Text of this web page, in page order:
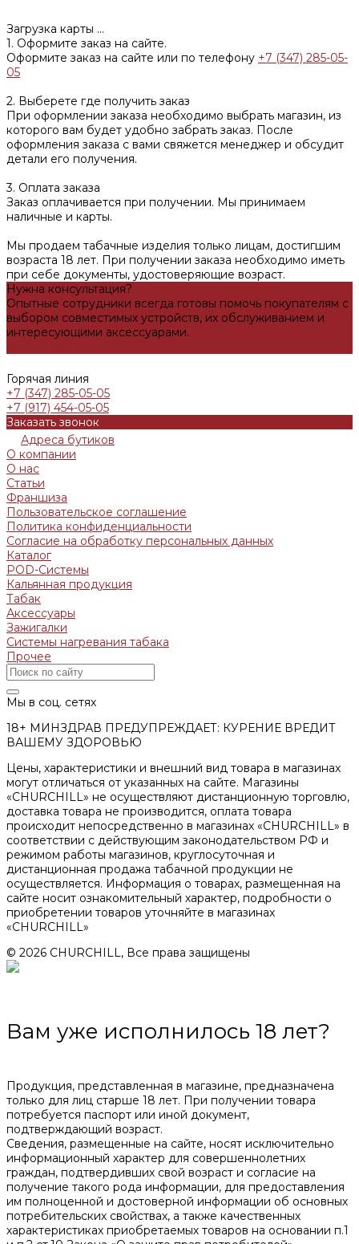
Загрузка карты ...
1. Оформите заказ на сайте.
Оформите заказ на сайте или по телефону +7 (347) 285-05-
05
2. Выберете где получить заказ
При оформлении заказа необходимо выбрать магазин, из
которого вам будет удобно забрать заказ. После
оформления заказа с вами свяжется менеджер и обсудит
детали его получения.
3. Оплата заказа
Заказ оплачивается при получении. Мы принимаем
наличные и карты.
Мы продаем табачные изделия только лицам, достигшим
возраста 18 лет. При получении заказа необходимо иметь
при себе документы, удостоверяющие возраст.
Нужна консультация?
Опытные сотрудники всегда готовы помочь покупателям с
выбором совместимых устройств, их обслуживанием и
интересующими аксессуарами.
Горячая линия
+7 (347) 285-05-05
+7 (917) 454-05-05
Заказать звонок
Адреса бутиков
О компании
О нас
Статьи
Франшиза
Пользовательское соглашение
Политика конфиденциальности
Согласие на обработку персональных данных
Каталог
POD-Системы
Кальянная продукция
Табак
Аксессуары
Зажигалки
Системы нагревания табака
Прочее
Мы в соц. сетях
18+ МИНЗДРАВ ПРЕДУПРЕЖДАЕТ: КУРЕНИЕ ВРЕДИТ
ВАШЕМУ ЗДОРОВЬЮ
Цены, характеристики и внешний вид товара в магазинах
могут отличаться от указанных на сайте. Магазины
«CHURCHILL» не осуществляют дистанционную торговлю,
доставка товара не производится, оплата товара
происходит непосредственно в магазинах «CHURCHILL» в
соответствии с действующим законодательством РФ и
режимом работы магазинов, круглосуточная и
дистанционная продажа табачной продукции не
осуществляется. Информация о товарах, размещенная на
сайте носит ознакомительный характер, подробности о
приобретении товаров уточняйте в магазинах
«CHURCHILL»
© 2026 CHURCHILL, Все права защищены
Вам уже исполнилось 18 лет?
Продукция, представленная в магазине, предназначена
только для лиц старше 18 лет. При получении товара
потребуется паспорт или иной документ,
подтверждающий возраст.
Сведения, размещенные на сайте, носят исключительно
информационный характер для совершеннолетних
граждан, подтвердивших свой возраст и согласие на
получение такого рода информации, для предоставления
им полноценной и достоверной информации об основных
потребительских свойствах, а также качественных
характеристиках приобретаемых товаров на основании п.1